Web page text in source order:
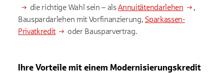
die richtige Wahl sein – alsAnnuitätendarlehen
,
Bauspardarlehen mit Vorfinanzierung,Sparkassen-
Privatkredit
oder Bausparvertrag.
Ihre Vorteile mit einem Modernisierungskredit